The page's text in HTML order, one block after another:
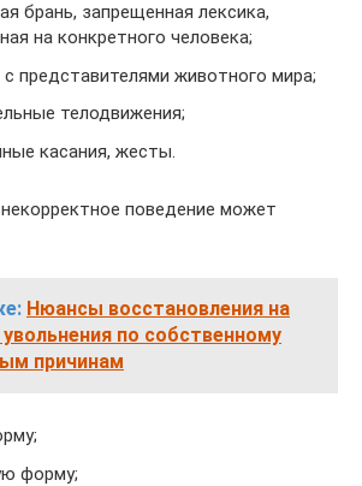
брань, запрещенная лексика,
на конкретного человека;
с представителями животного мира;
телодвижения;
касания, жесты.
поведение может
Нюансы восстановления на
по собственному
причинам
форму;